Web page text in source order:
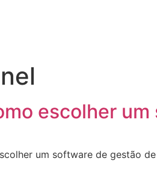
escolher
um software de gestão